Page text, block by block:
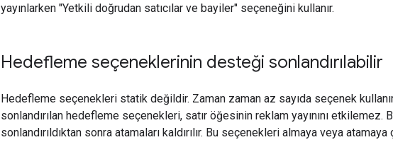
yayınlarken "Yetkili doğrudan satıcılar ve bayiler" seçeneğini kullanır.
Hedefleme seçeneklerinin desteği sonlandırılabilir
Hedefleme seçenekleri statik değildir. Zaman zaman az sayıda seçenek
sonlandırılan hedefleme seçenekleri, satır öğesinin reklam yayınını
sonlandırıldıktan sonra atamaları kaldırılır. Bu seçenekleri almaya veya